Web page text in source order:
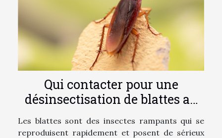
Qui contacter pour une
désinsectisation de blattes au
Mans ?
Les blattes sont des insectes rampants qui se
reproduisent rapidement et posent de sérieux